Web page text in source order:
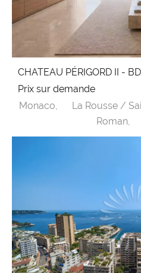
CHATEAU PÉRIGORD II -
Prix sur demande
Monaco,
La Rousse /
Roman,